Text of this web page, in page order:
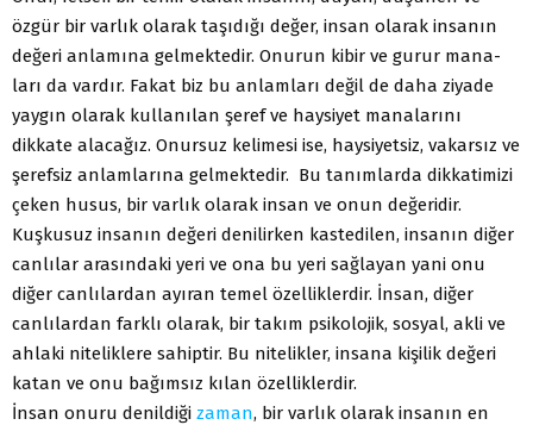
özgür bir varlık olarak taşıdığı değer, insan olarak insanın
değeri anlamına gelmektedir. Onurun kibir ve gurur mana-
ları da vardır. Fakat biz bu anlamları değil de daha ziyade
yaygın olarak kullanılan şeref ve haysiyet manalarını
dikkate alacağız. Onursuz kelimesi ise, haysiyetsiz, vakarsız ve
şerefsiz anlamlarına gelmektedir. Bu tanımlarda dikkatimizi
çeken husus, bir varlık olarak insan ve onun değeridir.
Kuşkusuz insanın değeri denilirken kastedilen, insanın diğer
canlılar arasındaki yeri ve ona bu yeri sağlayan yani onu
diğer canlılardan ayıran temel özelliklerdir. İnsan, diğer
canlılardan farklı olarak, bir takım psikolojik, sosyal, akli ve
ahlaki niteliklere sahiptir. Bu nitelikler, insana kişilik değeri
katan ve onu bağımsız kılan özelliklerdir.
İnsan onuru denildiği zaman, bir varlık olarak insanın en